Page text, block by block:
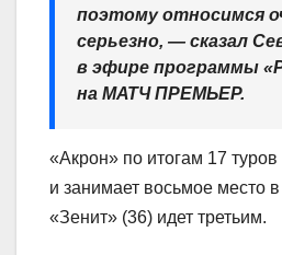
поэтому относимся
серьезно, — сказал
в эфире программы
на МАТЧ ПРЕМЬЕР.
«Акрон» по итогам 17
и занимает восьмое место
«Зенит» (36) идет третьим.